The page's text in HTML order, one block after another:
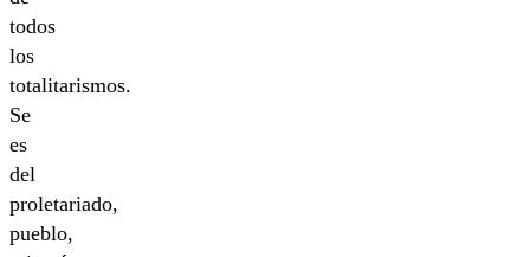
todos
los
totalitarismos.
Se
es
del
proletariado,
pueblo,